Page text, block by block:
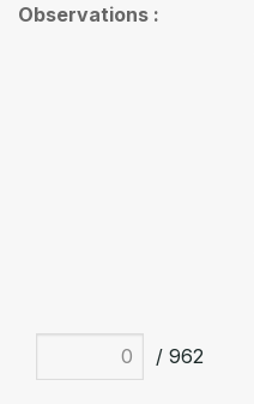
Observations
/ 962